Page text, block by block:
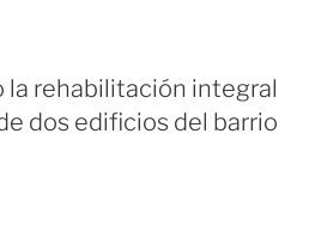
la rehabilitación integral
dos edificios del barrio